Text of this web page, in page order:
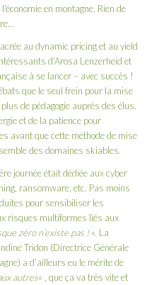
en montagne. Rien de
au dynamic pricing et au yield
d’Arosa Lenzerheid et
à se lancer – avec succès !
que le seul frein pour la mise
de pédagogie auprès des élus.
et de la patience pour
avant que cette méthode de mise
des domaines skiables.
journée était dédiée aux cyber
ransomware, etc. Pas moins
pour sensibiliser les
risques multiformes liés aux
zéro n’existe pas !». La
Tridon (Directrice Générale
a d’ailleurs eu le mérite de
autres« , que ça va très vite et